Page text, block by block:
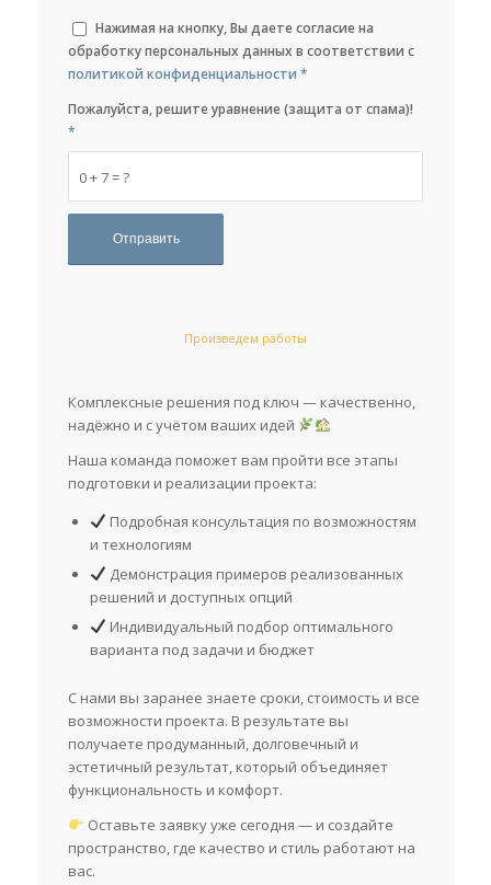
Нажимая на кнопку, Вы даете согласие на
обработку персональных данных в соответствии с
политикой конфиденциальности *
0 + 7 = ?
Пожалуйста, решите уравнение (защита от спама)!
*
Произведем работы
Комплексные решения под ключ — качественно,
надёжно и с учётом ваших идей
Наша команда поможет вам пройти все этапы
подготовки и реализации проекта:
Подробная консультация по возможностям
и технологиям
Демонстрация примеров реализованных
решений и доступных опций
Индивидуальный подбор оптимального
варианта под задачи и бюджет
С нами вы заранее знаете сроки, стоимость и все
возможности проекта. В результате вы
получаете продуманный, долговечный и
эстетичный результат, который объединяет
функциональность и комфорт.
Оставьте заявку уже сегодня — и создайте
пространство, где качество и стиль работают на
вас.